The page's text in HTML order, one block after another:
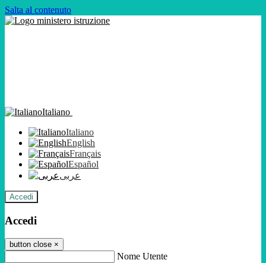
Salta al contenuto
Italiano
Italiano
English
Français
Español
عربى
Accedi
Accedi
button close ×
Nome Utente